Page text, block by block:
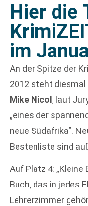
Hier die
im
An der Spitze der
2012 steht diesmal
Mike Nicol , laut
„eines der
neue Südafrika“.
Bestenliste sind
Auf Platz 4: „Kleine
Buch, das in jedes
Lehrerzimmer